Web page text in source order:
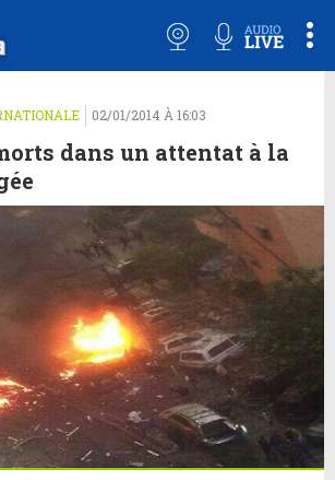
02/01/2014 À 16:03
dans un attentat à la